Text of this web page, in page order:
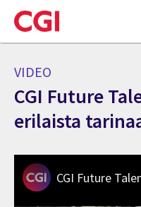
Skip
to
main
VIDEO
CGI Future
erilaista
CGI Future